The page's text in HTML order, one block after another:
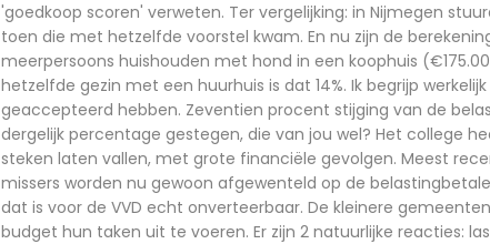
'goedkoop scoren' verweten. Ter vergelijking: in Nijmegen
toen die met hetzelfde voorstel kwam. En nu zijn de
meerpersoons huishouden met hond in een koophuis
hetzelfde gezin met een huurhuis is dat 14%. Ik begrijp
geaccepteerd hebben. Zeventien procent stijging van de
dergelijk percentage gestegen, die van jou wel? Het college
steken laten vallen, met grote financiële gevolgen. Meest
missers worden nu gewoon afgewenteld op de
dat is voor de VVD echt onverteerbaar. De kleinere
budget hun taken uit te voeren. Er zijn 2 natuurlijke reacties: